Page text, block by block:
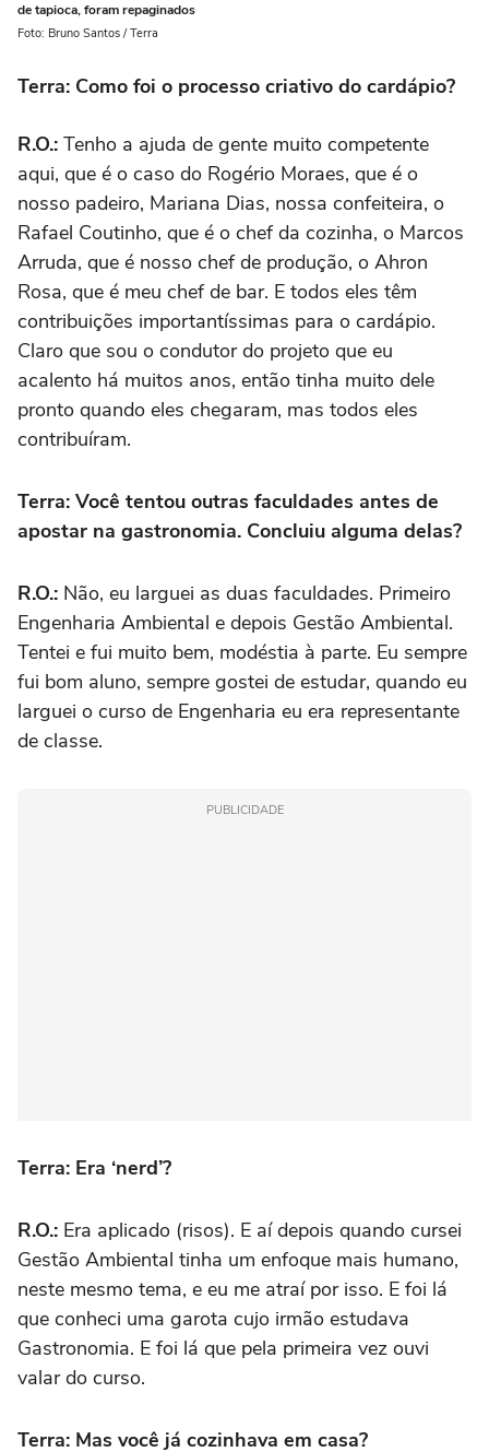
de tapioca, foram repaginados
Foto: Bruno Santos / Terra
Terra: Como foi o processo criativo do cardápio?
R.O.: Tenho a ajuda de gente muito competente
aqui, que é o caso do Rogério Moraes, que é o
nosso padeiro, Mariana Dias, nossa confeiteira, o
Rafael Coutinho, que é o chef da cozinha, o Marcos
Arruda, que é nosso chef de produção, o Ahron
Rosa, que é meu chef de bar. E todos eles têm
contribuições importantíssimas para o cardápio.
Claro que sou o condutor do projeto que eu
acalento há muitos anos, então tinha muito dele
pronto quando eles chegaram, mas todos eles
contribuíram.
Terra: Você tentou outras faculdades antes de
apostar na gastronomia. Concluiu alguma delas?
R.O.: Não, eu larguei as duas faculdades. Primeiro
Engenharia Ambiental e depois Gestão Ambiental.
Tentei e fui muito bem, modéstia à parte. Eu sempre
fui bom aluno, sempre gostei de estudar, quando eu
larguei o curso de Engenharia eu era representante
de classe.
PUBLICIDADE
Terra: Era ‘nerd’?
R.O.: Era aplicado (risos). E aí depois quando cursei
Gestão Ambiental tinha um enfoque mais humano,
neste mesmo tema, e eu me atraí por isso. E foi lá
que conheci uma garota cujo irmão estudava
Gastronomia. E foi lá que pela primeira vez ouvi
valar do curso.
Terra: Mas você já cozinhava em casa?